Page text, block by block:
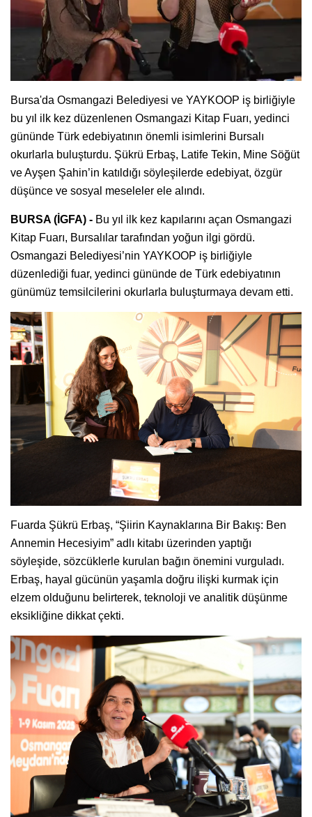
Bursa'da Osmangazi Belediyesi ve YAYKOOP iş birliğiyle
bu yıl ilk kez düzenlenen Osmangazi Kitap Fuarı, yedinci
gününde Türk edebiyatının önemli isimlerini Bursalı
okurlarla buluşturdu. Şükrü Erbaş, Latife Tekin, Mine Söğüt
ve Ayşen Şahin’in katıldığı söyleşilerde edebiyat, özgür
düşünce ve sosyal meseleler ele alındı.
BURSA (İGFA) - Bu yıl ilk kez kapılarını açan Osmangazi
Kitap Fuarı, Bursalılar tarafından yoğun ilgi gördü.
Osmangazi Belediyesi’nin YAYKOOP iş birliğiyle
düzenlediği fuar, yedinci gününde de Türk edebiyatının
günümüz temsilcilerini okurlarla buluşturmaya devam etti.
Fuarda Şükrü Erbaş, “Şiirin Kaynaklarına Bir Bakış: Ben
Annemin Hecesiyim” adlı kitabı üzerinden yaptığı
söyleşide, sözcüklerle kurulan bağın önemini vurguladı.
Erbaş, hayal gücünün yaşamla doğru ilişki kurmak için
elzem olduğunu belirterek, teknoloji ve analitik düşünme
eksikliğine dikkat çekti.